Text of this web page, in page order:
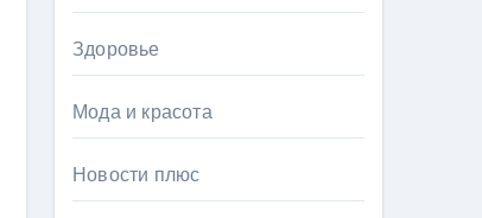
Здоровье
Мода и красота
Новости плюс